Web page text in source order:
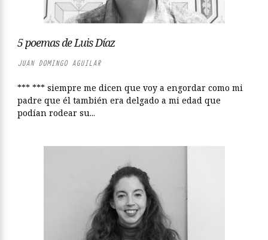
5 poemas de Luis Díaz
JUAN DOMINGO AGUILAR
*** *** siempre me dicen que voy a engordar como mi
padre que él también era delgado a mi edad que
podían rodear su...